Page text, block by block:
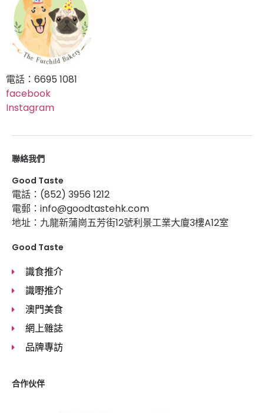
電話：6695 1081
facebook
Instagram
聯絡我們
Good Taste
電話：(852) 3956 1212
電郵：info@goodtastehk.com
地址：九龍新蒲崗五芳街12號利景工業大廈3樓A12室
Good Taste
識食推介
識嘢推介
澳門美食
網上雜誌
品牌專訪
合作伙伴